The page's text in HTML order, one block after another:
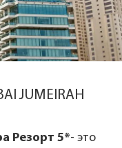
JUMEIRAH
Резорт 5*- это